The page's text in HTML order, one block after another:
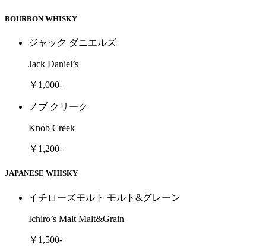
BOURBON WHISKY
ジャック ダニエルズ
Jack Daniel’s
￥1,000-
ノブ クリーク
Knob Creek
￥1,200-
JAPANESE WHISKY
イチローズモルト モルト&グレーン
Ichiro’s Malt Malt&Grain
￥1,500-